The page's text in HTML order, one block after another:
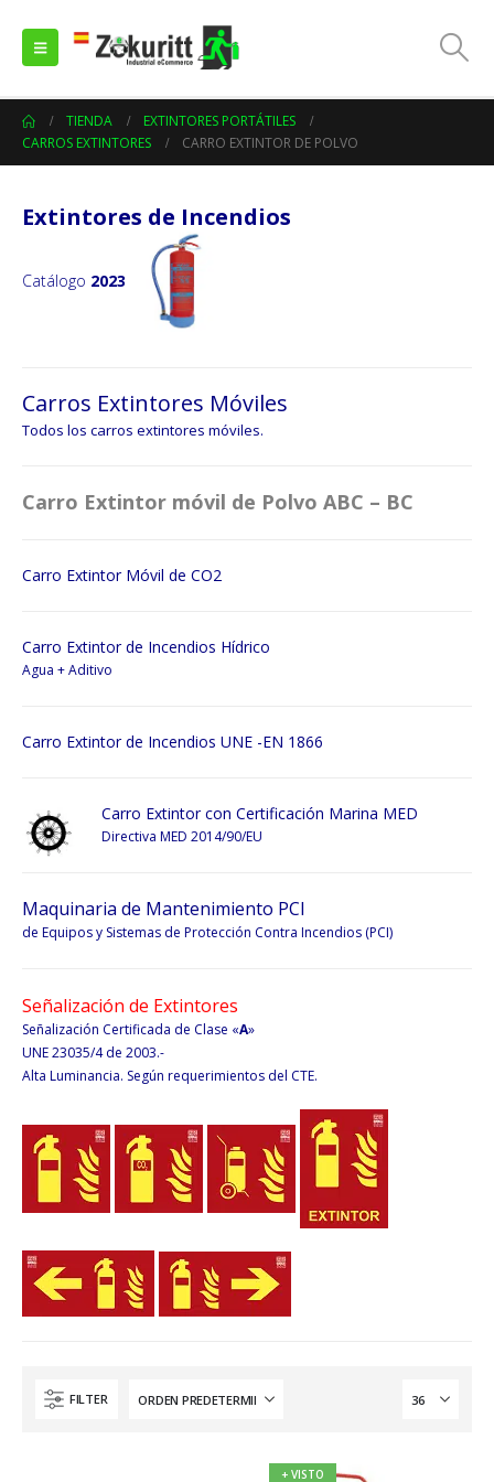
TIENDA
EXTINTORES PORTÁTILES
CARROS EXTINTORES
CARRO EXTINTOR DE POLVO
Extintores de Incendios
Catálogo 2023
Carros Extintores Móviles
Todos los carros extintores móviles.
Carro Extintor móvil de Polvo ABC – BC
Carro Extintor Móvil de CO2
Carro Extintor de Incendios Hídrico
Agua + Aditivo
Carro Extintor de Incendios UNE -EN 1866
Carro Extintor con Certificación Marina MED
Directiva MED 2014/90/EU
Maquinaria de Mantenimiento PCI
de Equipos y Sistemas de Protección Contra Incendios (PCI)
Señalización de Extintores
Señalización Certificada de Clase «A»
UNE 23035/4 de 2003.-
Alta Luminancia. Según requerimientos del CTE.
FILTER
+ VISTO